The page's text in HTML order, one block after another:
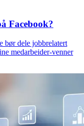
Facebook?
bør dele jobbrelatert
medarbeider-venner